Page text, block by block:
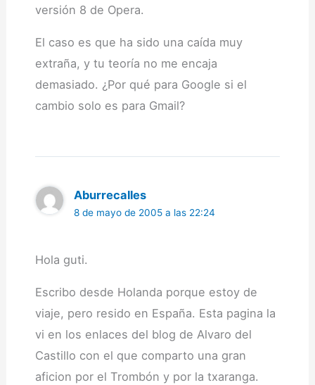
versión 8 de Opera.
El caso es que ha sido una caída muy
extraña, y tu teoría no me encaja
demasiado. ¿Por qué para Google si el
cambio solo es para Gmail?
Aburrecalles
8 de mayo de 2005 a las 22:24
Hola guti.
Escribo desde Holanda porque estoy de
viaje, pero resido en España. Esta pagina la
vi en los enlaces del blog de Alvaro del
Castillo con el que comparto una gran
aficion por el Trombón y por la txaranga.